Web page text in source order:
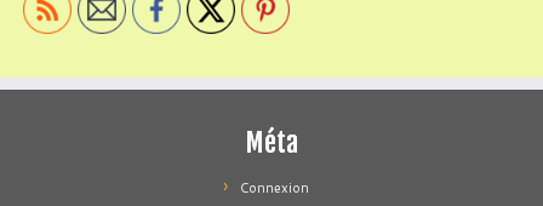
Méta
Connexion